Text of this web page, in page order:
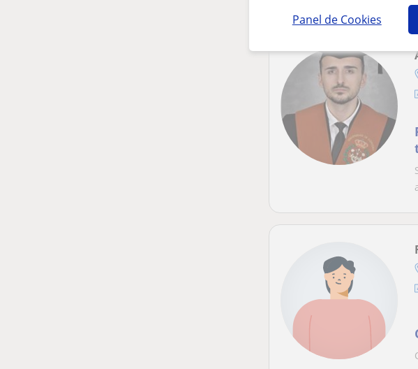
Panel de Cookies